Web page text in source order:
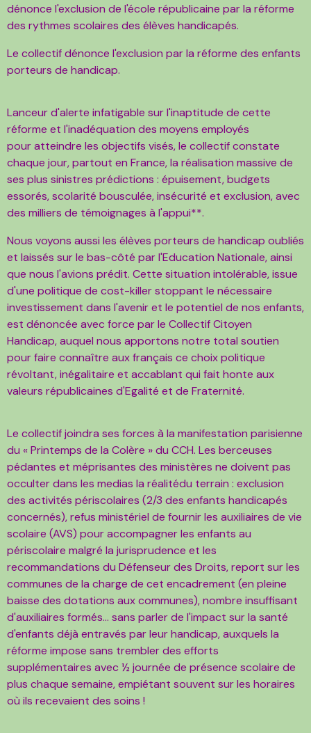
dénonce l'exclusion de l'école républicaine par la réforme
des rythmes scolaires des élèves handicapés.
Le collectif dénonce l'exclusion par la réforme des enfants
porteurs de handicap.
Lanceur d'alerte infatigable sur l'inaptitude de cette
réforme et l'inadéquation des moyens employés
pouratteindre les objectifs visés, le collectif constate
chaque jour, partout en France, la réalisation massive de
ses plus sinistres prédictions : épuisement, budgets
essorés, scolarité bousculée, insécurité et exclusion, avec
des milliers de témoignages à l'appui**.
Nous voyons aussi les élèves porteurs de handicap oubliés
et laissés sur le bas-côté par l'Education Nationale, ainsi
que nous l'avions prédit. Cette situation intolérable, issue
d'une politique de cost-killer stoppant le nécessaire
investissement dans l'avenir et le potentiel de nos enfants,
est dénoncée avec force par le Collectif Citoyen
Handicap, auquel nous apportons notre total soutien
pour faire connaître aux français ce choix politique
révoltant, inégalitaire et accablant qui fait honte aux
valeurs républicaines d'Egalité et de Fraternité.
Le collectif joindra ses forces à la manifestation parisienne
du « Printemps de la Colère » du CCH. Les berceuses
pédantes et méprisantes des ministères ne doivent pas
occulter dans les medias la réalitédu terrain : exclusion
des activités périscolaires (2/3 des enfants handicapés
concernés), refus ministériel de fournir les auxiliaires de vie
scolaire (AVS) pour accompagner les enfants au
périscolaire malgré la jurisprudence et les
recommandations du Défenseur des Droits, report sur les
communes de la charge de cet encadrement (en pleine
baisse des dotations aux communes), nombre insuffisant
d'auxiliaires formés... sans parler de l'impact sur la santé
d'enfants déjà entravés par leur handicap, auxquels la
réforme impose sans trembler des efforts
supplémentaires avec ½ journée de présence scolaire de
plus chaque semaine, empiétant souvent sur les horaires
où ils recevaient des soins !